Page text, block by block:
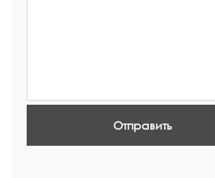
Отправить